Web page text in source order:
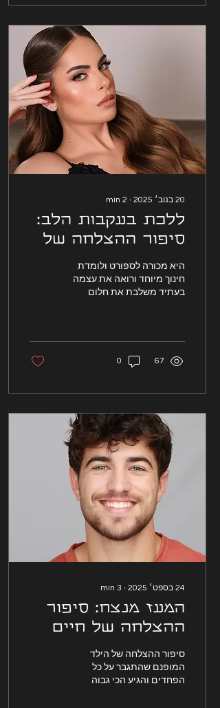
20 בנוב׳ 2025 ∙
2
min
ללכת בעקבות הלב:
סיפור ההצלחה של
הדוגמנית ירדן רופא
היא מכורה לספורט ולומדת
חינוך מיוחד ורואה את עצמה
בעתיד משלבת את חלום
67
0
24 בספט׳ 2025 ∙
3
min
המעז מנצח: סיפור
ההצלחה של חיים
סיפור ההצלחה של הילד
המופנם שהתגבר על כל
הפחדים והגיע הכי גבוה